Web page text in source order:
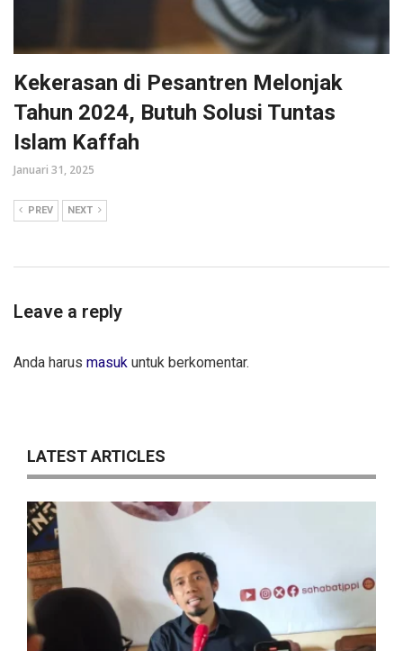
Kekerasan di Pesantren Melonjak
Tahun 2024, Butuh Solusi Tuntas
Islam Kaffah
Januari 31, 2025
PREV NEXT
Leave a reply
Anda harus masuk untuk berkomentar.
LATEST ARTICLES